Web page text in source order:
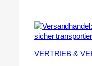
VERTRIEB &